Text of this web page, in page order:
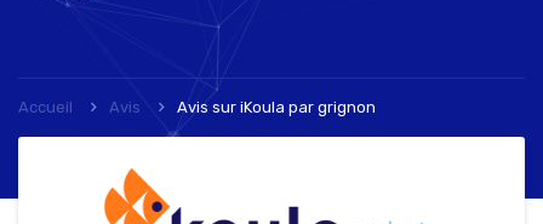
Accueil Avis Avis sur iKoula par grignon